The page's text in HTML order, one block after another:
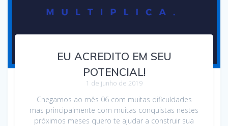
EU ACREDITO EM SEU
POTENCIAL!
1 de junho de 2019
Chegamos ao mês 06 com muitas dificuldades
mas principalmente com muitas conquistas nestes
próximos meses quero te ajudar a construir sua